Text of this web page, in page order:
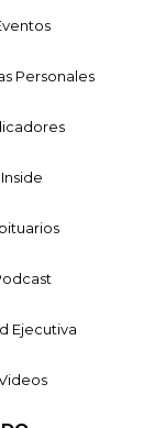
Personales
Inside
Ejecutiva